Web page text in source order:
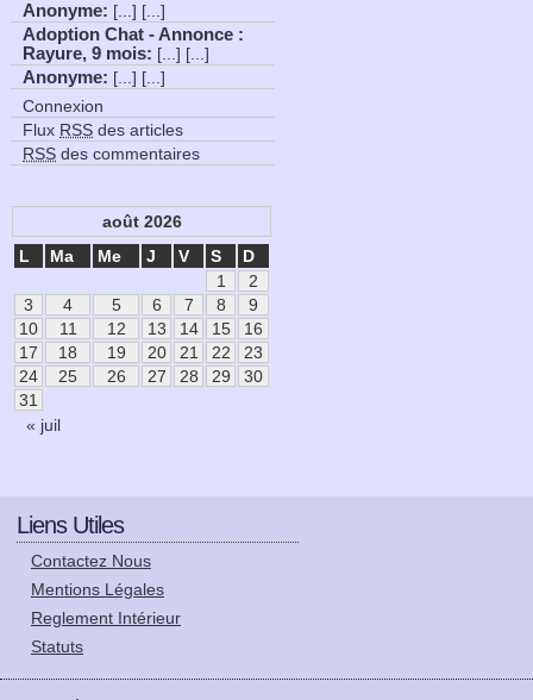
Anonyme: [...] [...]
Adoption Chat - Annonce :
Rayure, 9 mois: [...] [...]
Anonyme: [...] [...]
Connexion
Flux RSS des articles
RSS des commentaires
août 2026
L
Ma Me J V S D
« juil
1
2
3
4 5 6 7 8
9
10
11 12 13 14 15
16
17
18 19 20 21 22
23
24
25 26 27 28 29
30
31
Liens Utiles
Contactez Nous
Mentions Légales
Reglement Intérieur
Statuts